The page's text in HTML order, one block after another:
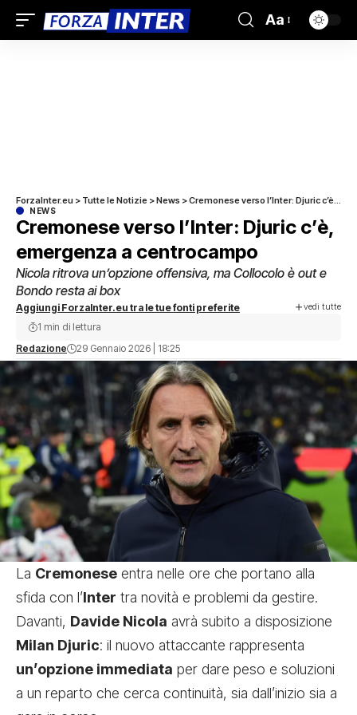
Aa
ForzaInter.eu > Tutte le Notizie >News >Cremonese verso l’Inter: Djuric c’è, emergenza a centrocampo
NEWS
Cremonese verso l’Inter: Djuric c’è,
emergenza a centrocampo
Nicola ritrova un’opzione offensiva, ma Collocolo è out e
Bondo resta ai box
Aggiungi ForzaInter.eu tra le tue fonti preferite vedi tutte
Redazione 29 Gennaio 2026 | 18:25
1 min di lettura
La Cremonese entra nelle ore che portano alla
sfida con l’Inter tra novità e problemi da gestire.
Davanti, Davide Nicola avrà subito a disposizione
Milan Djuric: il nuovo attaccante rappresenta
un’opzione immediata per dare peso e soluzioni
a un reparto che cerca continuità, sia dall’inizio sia a